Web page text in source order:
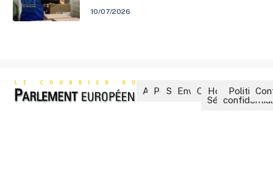
10/07/2026
Accueil
Politique
Société
Environnement
CultureHors-
Séries
Politique